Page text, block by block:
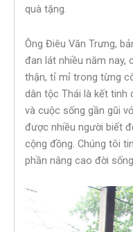
quà tặng.
Ông Điêu Văn Trưng,
đan lát nhiều năm nay,
thận, tỉ mỉ trong từng
dân tộc Thái là kết tinh
và cuộc sống gần gũi
được nhiều người biết
cộng đồng. Chúng tôi
phần nâng cao đời